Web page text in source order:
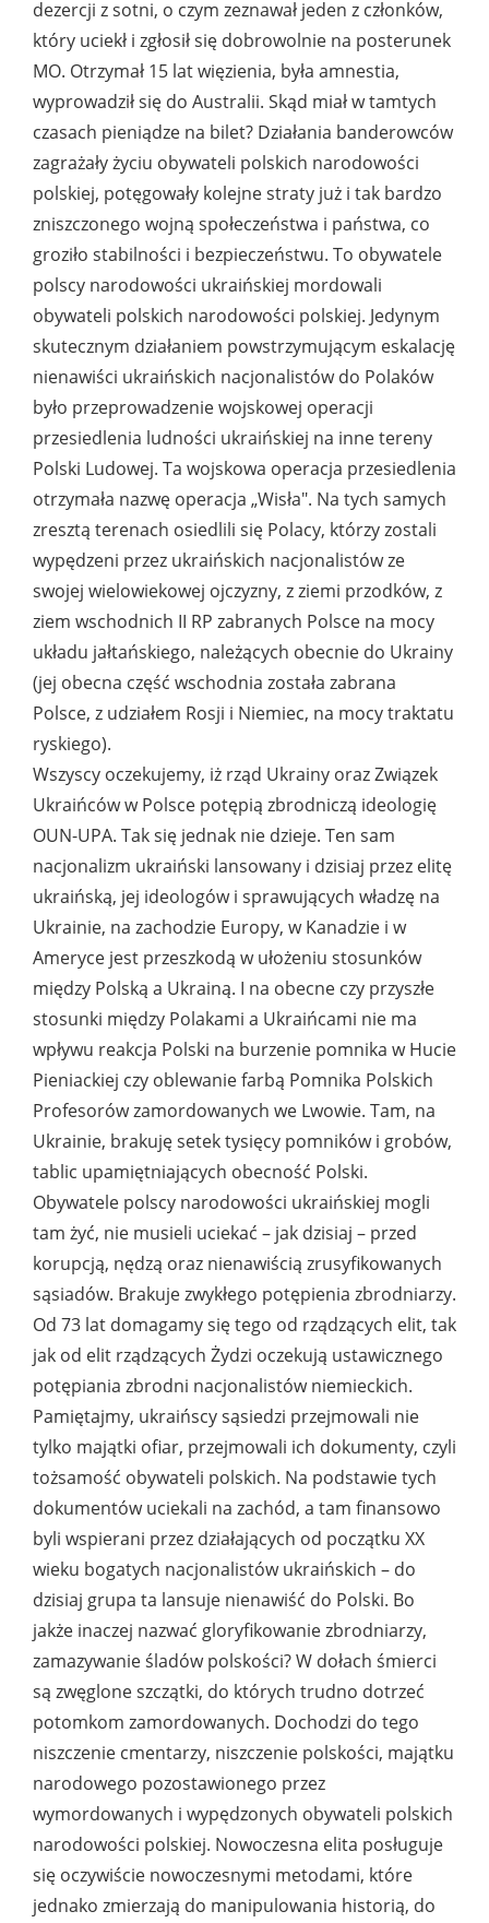
dezercji z sotni, o czym zeznawał jeden z członków,
który uciekł i zgłosił się dobrowolnie na posterunek
MO. Otrzymał 15 lat więzienia, była amnestia,
wyprowadził się do Australii. Skąd miał w tamtych
czasach pieniądze na bilet? Działania banderowców
zagrażały życiu obywateli polskich narodowości
polskiej, potęgowały kolejne straty już i tak bardzo
zniszczonego wojną społeczeństwa i państwa, co
groziło stabilności i bezpieczeństwu. To obywatele
polscy narodowości ukraińskiej mordowali
obywateli polskich narodowości polskiej. Jedynym
skutecznym działaniem powstrzymującym eskalację
nienawiści ukraińskich nacjonalistów do Polaków
było przeprowadzenie wojskowej operacji
przesiedlenia ludności ukraińskiej na inne tereny
Polski Ludowej. Ta wojskowa operacja przesiedlenia
otrzymała nazwę operacja „Wisła". Na tych samych
zresztą terenach osiedlili się Polacy, którzy zostali
wypędzeni przez ukraińskich nacjonalistów ze
swojej wielowiekowej ojczyzny, z ziemi przodków, z
ziem wschodnich II RP zabranych Polsce na mocy
układu jałtańskiego, należących obecnie do Ukrainy
(jej obecna część wschodnia została zabrana
Polsce, z udziałem Rosji i Niemiec, na mocy traktatu
ryskiego).
Wszyscy oczekujemy, iż rząd Ukrainy oraz Związek
Ukraińców w Polsce potępią zbrodniczą ideologię
OUN-UPA. Tak się jednak nie dzieje. Ten sam
nacjonalizm ukraiński lansowany i dzisiaj przez elitę
ukraińską, jej ideologów i sprawujących władzę na
Ukrainie, na zachodzie Europy, w Kanadzie i w
Ameryce jest przeszkodą w ułożeniu stosunków
między Polską a Ukrainą. I na obecne czy przyszłe
stosunki między Polakami a Ukraińcami nie ma
wpływu reakcja Polski na burzenie pomnika w Hucie
Pieniackiej czy oblewanie farbą Pomnika Polskich
Profesorów zamordowanych we Lwowie. Tam, na
Ukrainie, brakuję setek tysięcy pomników i grobów,
tablic upamiętniających obecność Polski.
Obywatele polscy narodowości ukraińskiej mogli
tam żyć, nie musieli uciekać – jak dzisiaj – przed
korupcją, nędzą oraz nienawiścią zrusyfikowanych
sąsiadów. Brakuje zwykłego potępienia zbrodniarzy.
Od 73 lat domagamy się tego od rządzących elit, tak
jak od elit rządzących Żydzi oczekują ustawicznego
potępiania zbrodni nacjonalistów niemieckich.
Pamiętajmy, ukraińscy sąsiedzi przejmowali nie
tylko majątki ofiar, przejmowali ich dokumenty, czyli
tożsamość obywateli polskich. Na podstawie tych
dokumentów uciekali na zachód, a tam finansowo
byli wspierani przez działających od początku XX
wieku bogatych nacjonalistów ukraińskich – do
dzisiaj grupa ta lansuje nienawiść do Polski. Bo
jakże inaczej nazwać gloryfikowanie zbrodniarzy,
zamazywanie śladów polskości? W dołach śmierci
są zwęglone szczątki, do których trudno dotrzeć
potomkom zamordowanych. Dochodzi do tego
niszczenie cmentarzy, niszczenie polskości, majątku
narodowego pozostawionego przez
wymordowanych i wypędzonych obywateli polskich
narodowości polskiej. Nowoczesna elita posługuje
się oczywiście nowoczesnymi metodami, które
jednako zmierzają do manipulowania historią, do